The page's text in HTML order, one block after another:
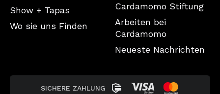
Show + Tapas
Wo sie uns Finden
Cardamomo Stiftung
Arbeiten bei
Cardamomo
Neueste Nachrichten
SICHERE ZAHLUNG